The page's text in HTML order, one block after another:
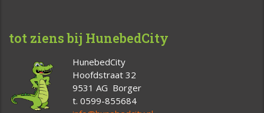
tot ziens bij HunebedCity
HunebedCity
Hoofdstraat 32
9531 AG Borger
t. 0599-855684